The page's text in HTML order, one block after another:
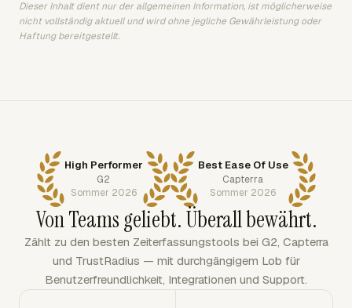
Dieser Inhalt dient nur der allgemeinen Information, ist möglicherweise
nicht vollständig aktuell und wird ohne jegliche Gewährleistung oder
Haftung bereitgestellt.
High Performer
G2
Sommer 2026
Best Ease Of Use
Capterra
Sommer 2026
Von Teams geliebt. Überall bewährt.
Zählt zu den besten Zeiterfassungstools bei G2, Capterra
und TrustRadius — mit durchgängigem Lob für
Benutzerfreundlichkeit, Integrationen und Support.